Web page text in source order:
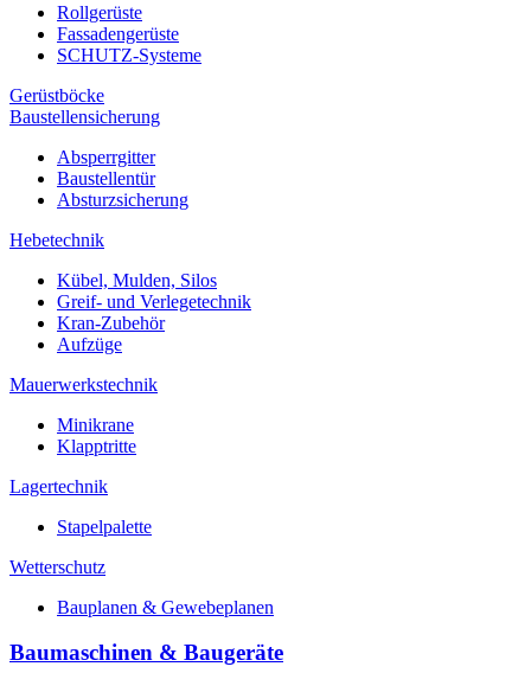
Rollgerüste
Fassadengerüste
SCHUTZ-Systeme
Gerüstböcke
Baustellensicherung
Absperrgitter
Baustellentür
Absturzsicherung
Hebetechnik
Kübel, Mulden, Silos
Greif- und Verlegetechnik
Kran-Zubehör
Aufzüge
Mauerwerkstechnik
Minikrane
Klapptritte
Lagertechnik
Stapelpalette
Wetterschutz
Bauplanen & Gewebeplanen
Baumaschinen & Baugeräte